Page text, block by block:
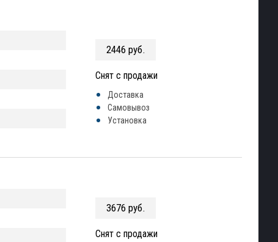
2446 руб.
Снят с продажи
Доставка
Самовывоз
Установка
3676 руб.
Снят с продажи